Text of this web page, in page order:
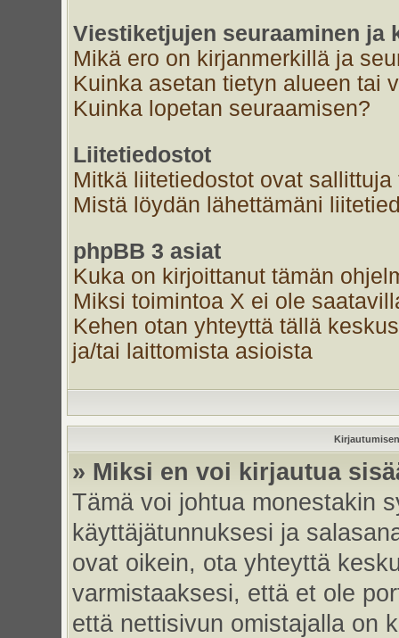
Viestiketjujen seuraaminen ja
Mikä ero on kirjanmerkillä ja
Kuinka asetan tietyn alueen tai
Kuinka lopetan seuraamisen?
Liitetiedostot
Mitkä liitetiedostot ovat
Mistä löydän lähettämäni
phpBB 3 asiat
Kuka on kirjoittanut tämän
Miksi toimintoa X ei ole
Kehen otan yhteyttä tällä
ja/tai laittomista asioista
» Miksi en voi kirjautua
Tämä voi johtua monestakin
käyttäjätunnuksesi ja
ovat oikein, ota yhteyttä
varmistaaksesi, että et ole
että nettisivun omistajalla on